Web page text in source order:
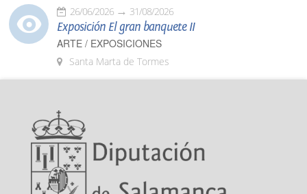
26/06/2026 31/08/2026
Exposición El gran banquete II
ARTE / EXPOSICIONES
Santa Marta de Tormes